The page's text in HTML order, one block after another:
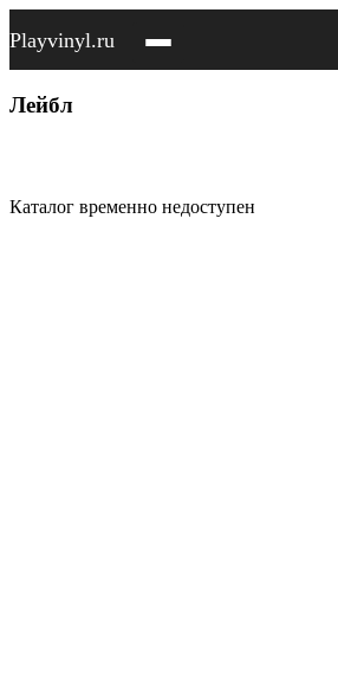
Playvinyl.ru
Лейбл
Каталог временно недоступен